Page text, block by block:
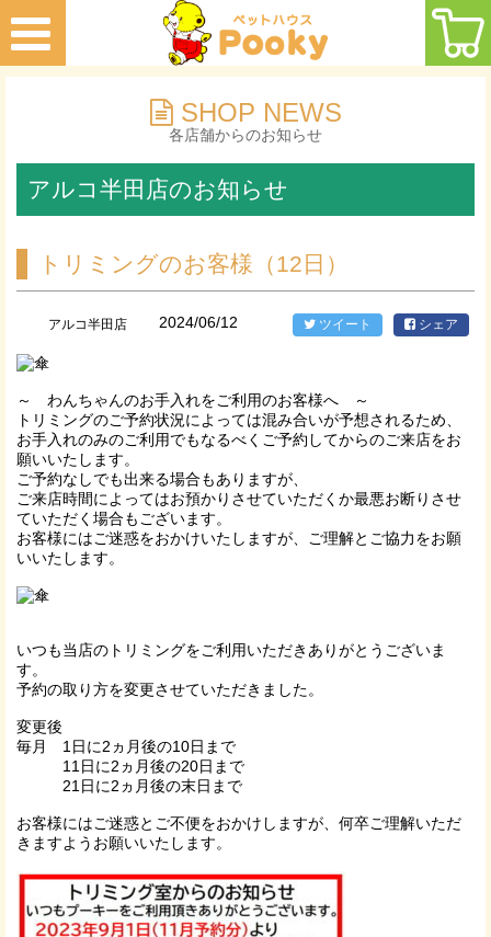
SHOP NEWS
各店舗からのお知らせ
アルコ半田店のお知らせ
トリミングのお客様（12日）
アルコ半田店 2024/06/12 ツイート シェア
～ わんちゃんのお手入れをご利用のお客様へ ～
トリミングのご予約状況によっては混み合いが予想されるため、
お手入れのみのご利用でもなるべくご予約してからのご来店をお
願いいたします。
ご予約なしでも出来る場合もありますが、
ご来店時間によってはお預かりさせていただくか最悪お断りさせ
ていただく場合もございます。
お客様にはご迷惑をおかけいたしますが、ご理解とご協力をお願
いいたします。
いつも当店のトリミングをご利用いただきありがとうございま
す。
予約の取り方を変更させていただきました。
変更後
毎月 1日に2ヵ月後の10日まで
11日に2ヵ月後の20日まで
21日に2ヵ月後の末日まで
お客様にはご迷惑とご不便をおかけしますが、何卒ご理解いただ
きますようお願いいたします。